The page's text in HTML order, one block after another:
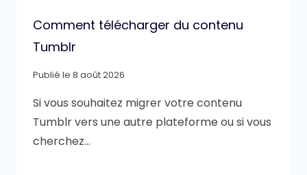
Comment télécharger du contenu
Tumblr
Publié le 8 août 2026
Si vous souhaitez migrer votre contenu
Tumblr vers une autre plateforme ou si vous
cherchez…